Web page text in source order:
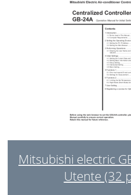
Mitsubishi electric
Utente (32